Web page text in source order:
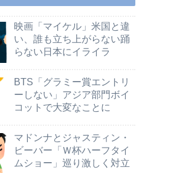
映画「マイケル」米国と違
い、誰も立ち上がらない踊
らない日本にイライラ
BTS「グラミー賞エントリ
ーしない」アジア部門ボイ
コットで大変なことに
マドンナとジャスティン・
ビーバー「Ｗ杯ハーフタイ
ムショー」巡り激しく対立